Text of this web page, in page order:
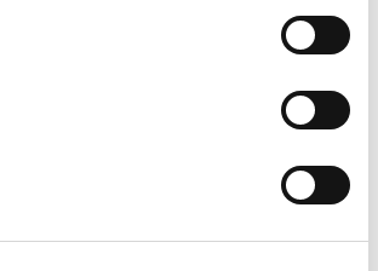
bezpečnosti v širších teoretických
souvislostech ve snaze objasnit